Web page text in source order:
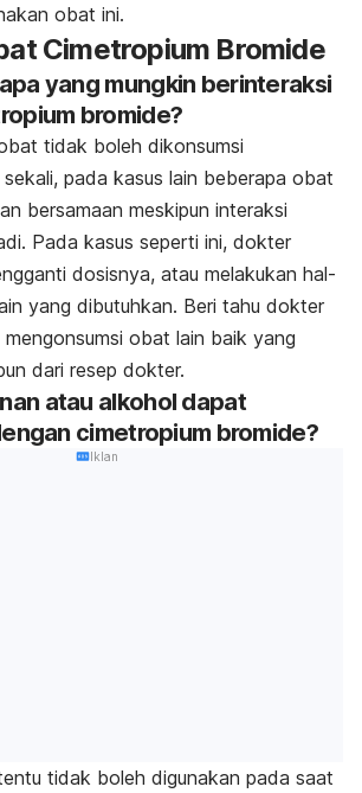
obat ini.
Cimetropium Bromide
yang mungkin berinteraksi
bromide?
tidak boleh dikonsumsi
pada kasus lain beberapa obat
bersamaan meskipun interaksi
Pada kasus seperti ini, dokter
dosisnya, atau melakukan hal-
yang dibutuhkan. Beri tahu dokter
obat lain baik yang
dari resep dokter.
atau alkohol dapat
cimetropium bromide?
Iklan
tidak boleh digunakan pada saat